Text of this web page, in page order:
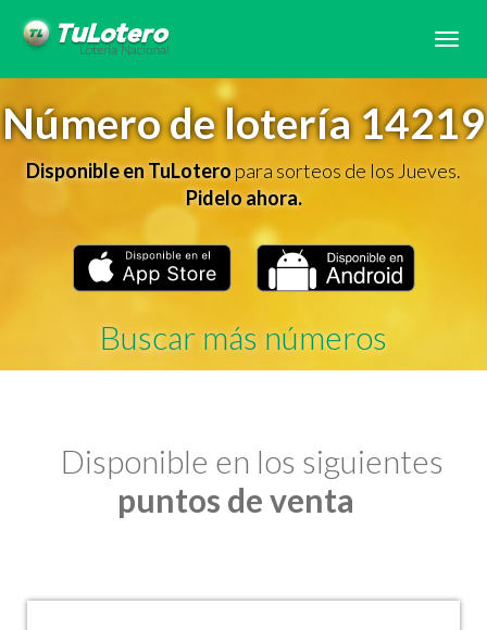
Número de lotería 14219
Disponible en TuLoteropara sorteos de los Jueves.
Pidelo ahora.
Buscar más números
Disponible en los siguientes
puntos de venta